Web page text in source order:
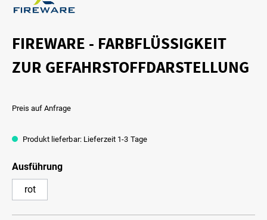
FIREWARE - FARBFLÜSSIGKEIT
ZUR GEFAHRSTOFFDARSTELLUNG
Preis auf Anfrage
Produkt lieferbar: Lieferzeit 1-3 Tage
Ausführung
rot